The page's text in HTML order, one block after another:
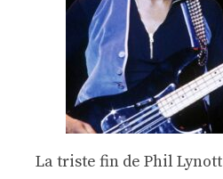
La triste fin de Phil Lynott